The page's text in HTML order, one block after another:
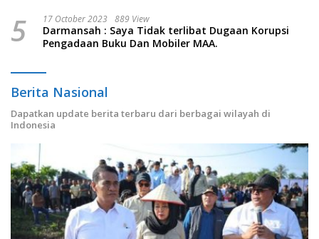
5 17 October 2023 889 View
Darmansah : Saya Tidak terlibat Dugaan Korupsi
Pengadaan Buku Dan Mobiler MAA.
Berita Nasional
Dapatkan update berita terbaru dari berbagai wilayah di
Indonesia